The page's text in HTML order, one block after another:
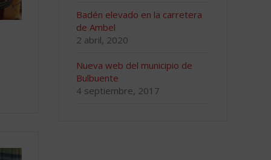
Badén elevado en la carretera
de Ambel
2 abril, 2020
Nueva web del municipio de
Bulbuente
4 septiembre, 2017